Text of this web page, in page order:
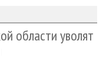
области уволят